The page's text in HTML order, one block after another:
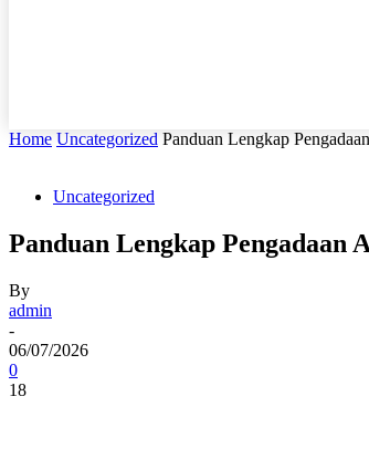
Home Uncategorized Panduan Lengkap
Uncategorized
Panduan Lengkap
By
admin
-
06/07/2026
0
18